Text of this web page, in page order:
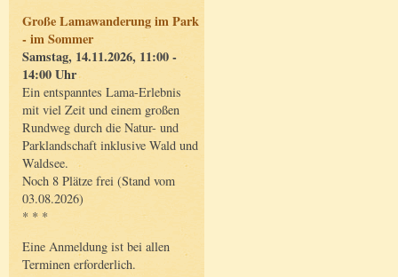
Große Lamawanderung im Park
- im Sommer
Samstag, 14.11.2026, 11:00 -
14:00 Uhr
Ein entspanntes Lama-Erlebnis
mit viel Zeit und einem großen
Rundweg durch die Natur- und
Parklandschaft inklusive Wald und
Waldsee.
Noch 8 Plätze frei (Stand vom
03.08.2026)
* * *
Eine Anmeldung ist bei allen
Terminen erforderlich.